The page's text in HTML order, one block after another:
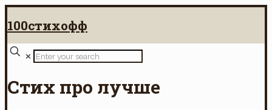
100стихофф
✕
Стих про лучше